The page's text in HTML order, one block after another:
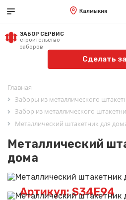
Калмыкия
ЗАБОР СЕРВИС
строительство
заборов
Сделать
Главная
Заборы из металлического
Забор из металлического
Металлический штакетник для
Металлический
дома
Артикул: S34E94